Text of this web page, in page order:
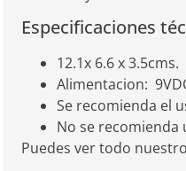
Especificaciones
12.1x 6.6 x 3.5cms.
Alimentacion:
Se recomienda el
No se recomienda
Puedes ver todo